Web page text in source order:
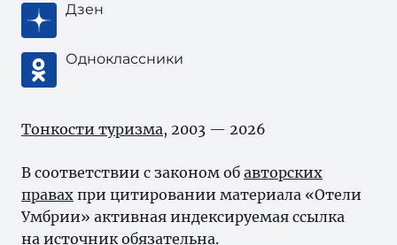
Дзен
Одноклассники
Тонкости туризма, 2003 — 2026
В соответствии с законом об авторских
правах при цитировании материала «Отели
Умбрии» активная индексируемая ссылка
на источник обязательна.